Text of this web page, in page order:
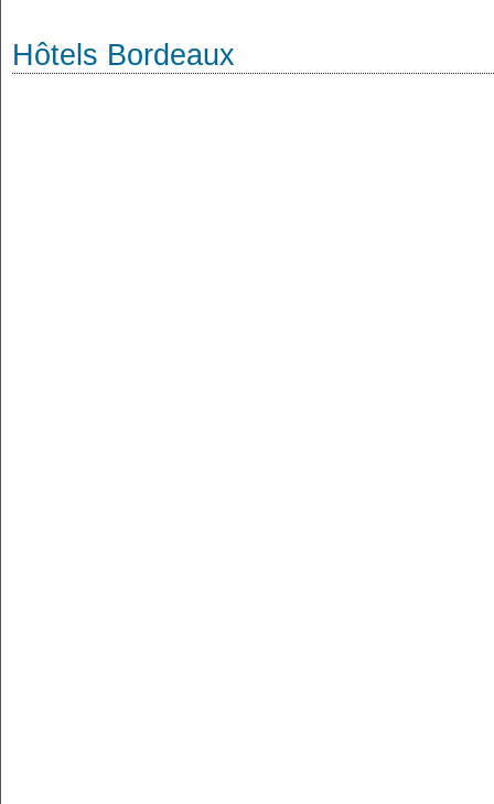
Hôtels Bordeaux